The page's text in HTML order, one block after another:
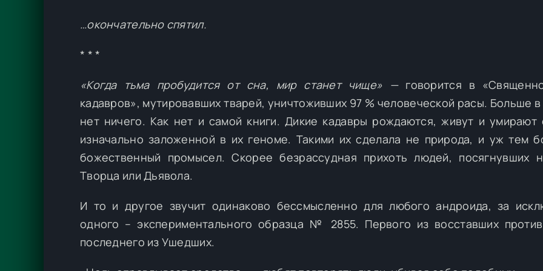
…окончательно спятил.
* * *
«Когда тьма пробудится от сна, мир станет чище» —говорится в
кадавров», мутировавших тварей, уничтоживших 97 % человеческой расы. Больше
нет ничего. Как нет и самой книги. Дикие кадавры рождаются, живут и умирают
изначально заложенной в их геноме. Такими их сделала не природа, и уж тем
божественный промысел. Скорее безрассудная прихоть людей, посягнувших
Творца или Дьявола.
И то и другое звучит одинаково бессмысленно для любого андроида, за
одного – экспериментального образца № 2855. Первого из восставших
последнего из Ушедших.